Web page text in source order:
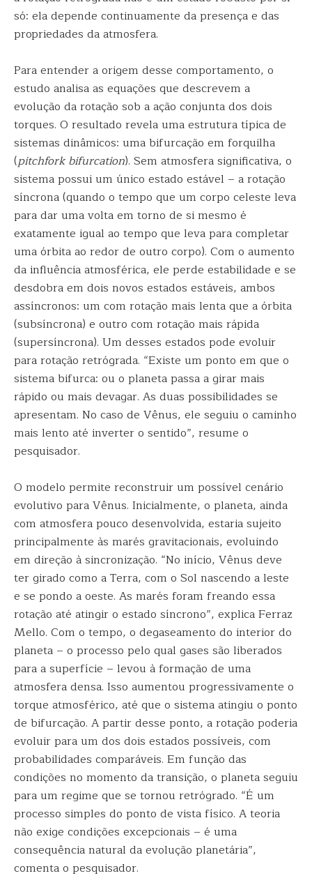
só: ela depende continuamente da presença e das
propriedades da atmosfera.
Para entender a origem desse comportamento, o
estudo analisa as equações que descrevem a
evolução da rotação sob a ação conjunta dos dois
torques. O resultado revela uma estrutura típica de
sistemas dinâmicos: uma bifurcação em forquilha
(pitchfork bifurcation). Sem atmosfera significativa, o
sistema possui um único estado estável – a rotação
síncrona (quando o tempo que um corpo celeste leva
para dar uma volta em torno de si mesmo é
exatamente igual ao tempo que leva para completar
uma órbita ao redor de outro corpo). Com o aumento
da influência atmosférica, ele perde estabilidade e se
desdobra em dois novos estados estáveis, ambos
assíncronos: um com rotação mais lenta que a órbita
(subsíncrona) e outro com rotação mais rápida
(supersíncrona). Um desses estados pode evoluir
para rotação retrógrada. “Existe um ponto em que o
sistema bifurca: ou o planeta passa a girar mais
rápido ou mais devagar. As duas possibilidades se
apresentam. No caso de Vênus, ele seguiu o caminho
mais lento até inverter o sentido”, resume o
pesquisador.
O modelo permite reconstruir um possível cenário
evolutivo para Vênus. Inicialmente, o planeta, ainda
com atmosfera pouco desenvolvida, estaria sujeito
principalmente às marés gravitacionais, evoluindo
em direção à sincronização. “No início, Vênus deve
ter girado como a Terra, com o Sol nascendo a leste
e se pondo a oeste. As marés foram freando essa
rotação até atingir o estado síncrono”, explica Ferraz
Mello. Com o tempo, o degaseamento do interior do
planeta – o processo pelo qual gases são liberados
para a superfície – levou à formação de uma
atmosfera densa. Isso aumentou progressivamente o
torque atmosférico, até que o sistema atingiu o ponto
de bifurcação. A partir desse ponto, a rotação poderia
evoluir para um dos dois estados possíveis, com
probabilidades comparáveis. Em função das
condições no momento da transição, o planeta seguiu
para um regime que se tornou retrógrado. “É um
processo simples do ponto de vista físico. A teoria
não exige condições excepcionais – é uma
consequência natural da evolução planetária”,
comenta o pesquisador.